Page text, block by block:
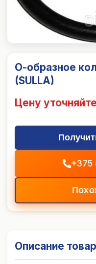
О-образное
(SULLA)
Цену уточняйте
+375
Описание